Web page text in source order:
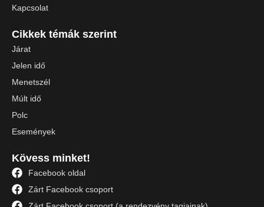
Kapcsolat
Cikkek témák szerint
Járat
Jelen idő
Menetszél
Múlt idő
Polc
Események
Kövess minket!
Facebook oldal
Zárt Facebook csoport